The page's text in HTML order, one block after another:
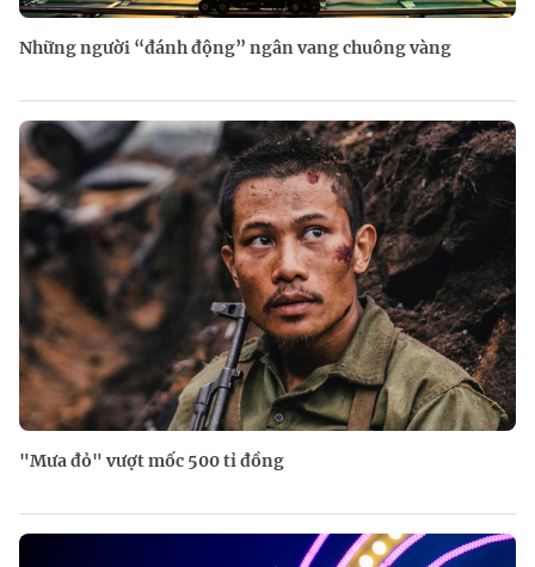
Những người “đánh động” ngân vang chuông vàng
"Mưa đỏ" vượt mốc 500 tỉ đồng